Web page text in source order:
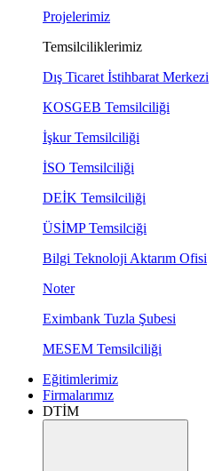
Projelerimiz
Temsilciliklerimiz
Dış Ticaret İstihbarat Merkezi
KOSGEB Temsilciliği
İşkur Temsilciliği
İSO Temsilciliği
DEİK Temsilciliği
ÜSİMP Temsilciği
Bilgi Teknoloji Aktarım Ofisi
Noter
Eximbank Tuzla Şubesi
MESEM Temsilciliği
Eğitimlerimiz
Firmalarımız
DTİM